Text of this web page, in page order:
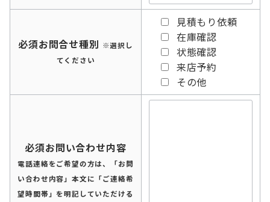
必須お問合せ種別 ※選択し
てください
見積もり依頼
在庫確認
状態確認
来店予約
その他
必須お問い合わせ内容
電話連絡をご希望の方は、「お問
い合わせ内容」本文に「ご連絡希
望時間帯」を明記していただける